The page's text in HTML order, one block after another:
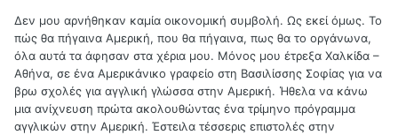
Δεν μου αρνήθηκαν καμία οικονομική συμβολή. Ως εκεί όμως. Το
πώς θα πήγαινα Αμερική, που θα πήγαινα, πως θα το οργάνωνα,
όλα αυτά τα άφησαν στα χέρια μου. Μόνος μου έτρεξα Χαλκίδα –
Αθήνα, σε ένα Αμερικάνικο γραφείο στη Βασιλίσσης Σοφίας για να
βρω σχολές για αγγλική γλώσσα στην Αμερική. Ήθελα να κάνω
μια ανίχνευση πρώτα ακολουθώντας ένα τρίμηνο πρόγραμμα
αγγλικών στην Αμερική. Έστειλα τέσσερις επιστολές στην